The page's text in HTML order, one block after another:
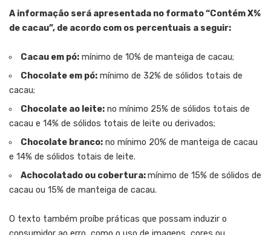
A informação será apresentada no formato “Contém X%
de cacau”, de acordo com os percentuais a seguir:
Cacau em pó: mínimo de 10% de manteiga de cacau;
Chocolate em pó: mínimo de 32% de sólidos totais de
cacau;
Chocolate ao leite: no mínimo 25% de sólidos totais de
cacau e 14% de sólidos totais de leite ou derivados;
Chocolate branco: no mínimo 20% de manteiga de cacau
e 14% de sólidos totais de leite.
Achocolatado ou cobertura:mínimo de 15% de sólidos de
cacau ou 15% de manteiga de cacau.
O texto também proíbe práticas que possam induzir o